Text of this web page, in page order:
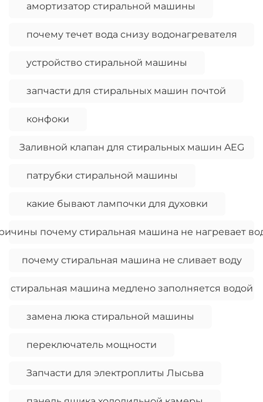
амортизатор стиральной машины
почему течет вода снизу водонагревателя
устройство стиральной машины
запчасти для стиральных машин почтой
конфоки
Заливной клапан для стиральных машин AEG
патрубки стиральной машины
какие бывают лампочки для духовки
почему стиральная машина не нагревает
почему стиральная машина не сливает воду
стиральная машина медлено заполняется водой
замена люка стиральной машины
переключатель мощности
Запчасти для электроплиты Лысьва